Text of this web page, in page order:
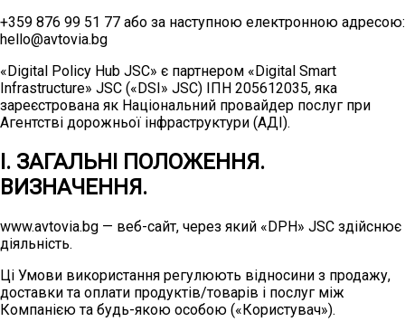
+359 876 99 51 77 або за наступною електронною адресою:
hello@avtovia.bg
«Digital Policy Hub JSC» є партнером «Digital Smart
Infrastructure» JSC («DSI» JSC) ІПН 205612035, яка
зареєстрована як Національний провайдер послуг при
Агентстві дорожньої інфраструктури (АДІ).
І. ЗАГАЛЬНІ ПОЛОЖЕННЯ.
ВИЗНАЧЕННЯ.
www.avtovia.bg — веб-сайт, через який «DPH» JSC здійснює
діяльність.
Ці Умови використання регулюють відносини з продажу,
доставки та оплати продуктів/товарів і послуг між
Компанією та будь-якою особою («Користувач»).